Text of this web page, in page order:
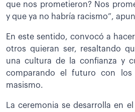
que nos prometieron? Nos
y que ya no habría racismo”,
En este sentido, convocó a
otros quieran ser, resaltando
una cultura de la confianza y
comparando el futuro con
masismo.
La ceremonia se desarrolla en